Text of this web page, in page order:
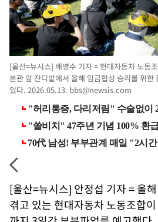
[울산=뉴시스] 배병수 기자 = 현대자동차 노동
본관 앞 잔디밭에서 올해 임금협상 승리를 위한
있다. 2026.05.13. bbs@newsis.com
[울산=뉴시스] 안정섭 기자 = 올
겪고 있는 현대자동차 노동조합